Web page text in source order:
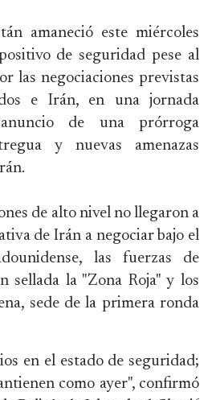
amaneció este miércoles
de seguridad pese al
las negociaciones previstas
e Irán, en una jornada
de una prórroga
y nuevas amenazas
de alto nivel no llegaron a
de Irán a negociar bajo el
las fuerzas de
sellada la "Zona Roja" y los
sede de la primera ronda
en el estado de seguridad;
como ayer", confirmó